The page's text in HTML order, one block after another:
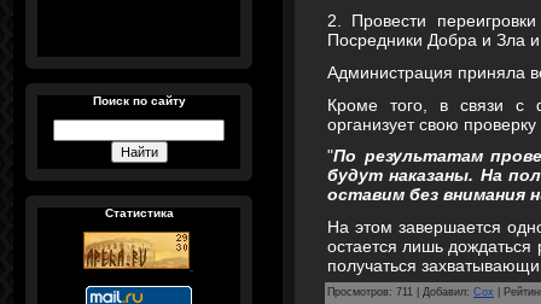
Поиск по сайту
Статистика
2. Провести
Посредники Добра и Зла
Администрация приняла
Кроме того, в связи с
организует свою
"По результатам
будут наказаны. На
оставим без внимания
На этом завершается
остается лишь
получаться
Просмотров: 711 Добавил: Cox